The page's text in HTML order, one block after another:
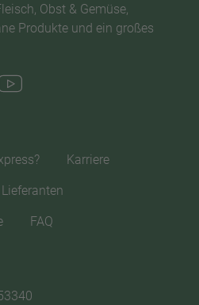
Obst & Gemüse,
Produkte und ein großes
Karriere
Lieferanten
FAQ